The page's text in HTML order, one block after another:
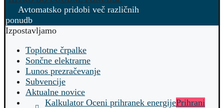
Avtomatsko pridobi več različnih
ponudb
Izpostavljamo
Toplotne črpalke
Sončne elektrarne
Lunos prezračevanje
Subvencije
Aktualne novice
Kalkulator Oceni prihranek energijePrihrani